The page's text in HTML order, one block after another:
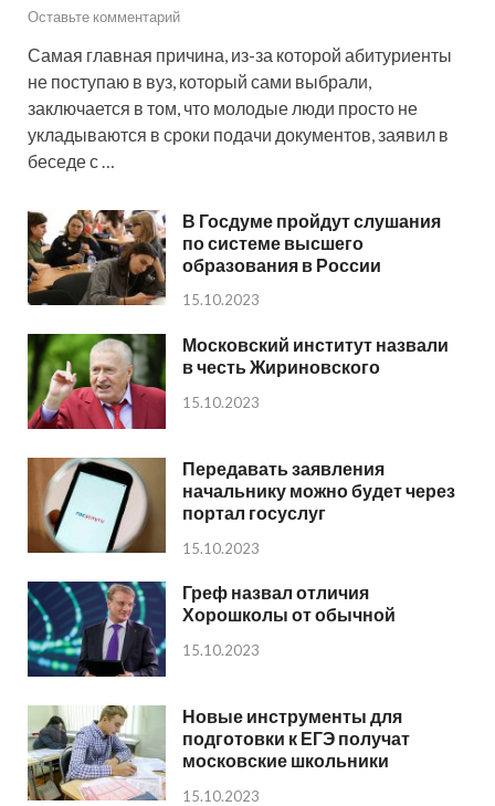
Оставьте комментарий
Самая главная причина, из-за которой абитуриенты
не поступаю в вуз, который сами выбрали,
заключается в том, что молодые люди просто не
укладываются в сроки подачи документов, заявил в
беседе с …
В Госдуме пройдут слушания
по системе высшего
образования в России
15.10.2023
Московский институт назвали
в честь Жириновского
15.10.2023
Передавать заявления
начальнику можно будет через
портал госуслуг
15.10.2023
Греф назвал отличия
Хорошколы от обычной
15.10.2023
Новые инструменты для
подготовки к ЕГЭ получат
московские школьники
15.10.2023